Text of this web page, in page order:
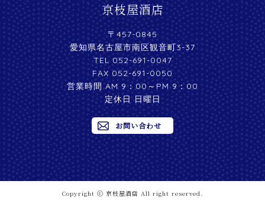
京枝屋酒店
〒457-0845
愛知県名古屋市南区観音町3-37
TEL 052-691-0047
FAX 052-691-0050
営業時間 AM 9：00～PM 9：00
定休日 日曜日
お問い合わせ
Copyright ⓒ 京枝屋酒店 All right reserved.